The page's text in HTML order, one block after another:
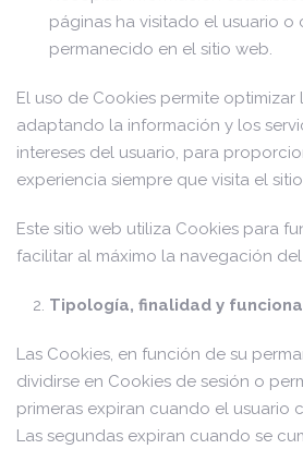
páginas ha visitado el usuario
permanecido en el sitio web.
El uso de Cookies permite optimizar
adaptando la información y los
intereses del usuario, para
experiencia siempre que visita el
Este sitio web utiliza Cookies para
facilitar al máximo la navegación del
Tipología, finalidad y
Las Cookies, en función de su
dividirse en Cookies de sesión o
primeras expiran cuando el usuario
Las segundas expiran cuando se